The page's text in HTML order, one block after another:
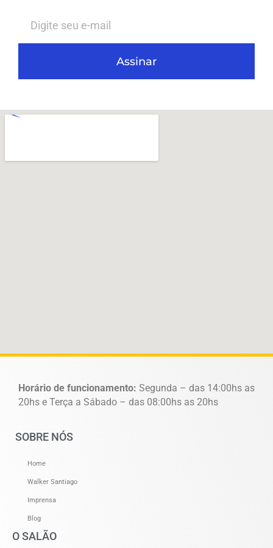
Assinar
Horário de funcionamento: Segunda – das 14:00hs as
20hs e Terça a Sábado – das 08:00hs as 20hs
SOBRE NÓS
Home
Walker Santiago
Imprensa
Blog
O SALÃO